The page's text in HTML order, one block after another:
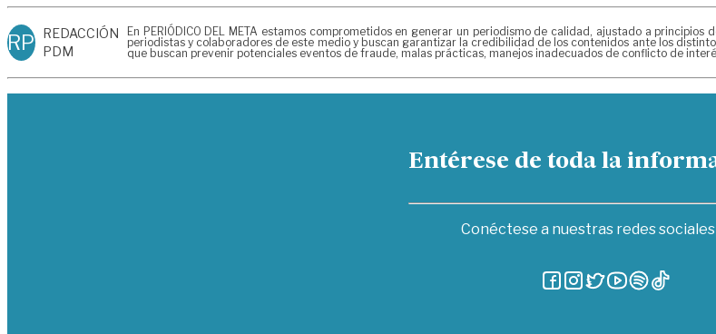
RP
REDACCIÓN
PDM
En PERIÓDICO DEL META estamos comprometidos en generar un periodismo de calidad, ajustado a
periodistas y colaboradores de este medio y buscan garantizar la credibilidad de los contenidos ante los
que buscan prevenir potenciales eventos de fraude, malas prácticas, manejos inadecuados de conflicto de
Entérese de toda la
Conéctese a nuestras redes sociales